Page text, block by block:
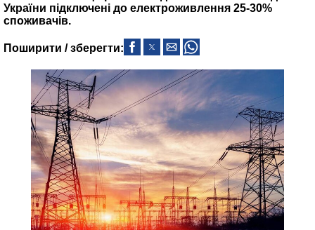
України підключені до електроживлення 25-30%
споживачів.
Поширити / зберегти: